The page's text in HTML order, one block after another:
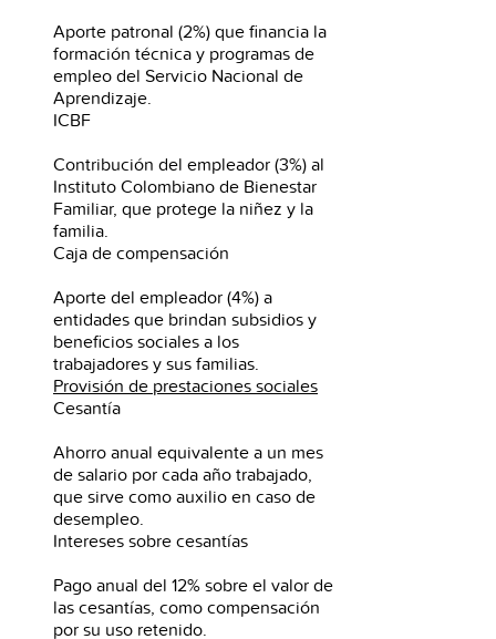
Aporte patronal (2%) que financia la
formación técnica y programas de
empleo del Servicio Nacional de
Aprendizaje.
ICBF
Contribución del empleador (3%) al
Instituto Colombiano de Bienestar
Familiar, que protege la niñez y la
familia.
Caja de compensación
Aporte del empleador (4%) a
entidades que brindan subsidios y
beneficios sociales a los
trabajadores y sus familias.
Provisión de prestaciones sociales
Cesantía
Ahorro anual equivalente a un mes
de salario por cada año trabajado,
que sirve como auxilio en caso de
desempleo.
Intereses sobre cesantías
Pago anual del 12% sobre el valor de
las cesantías, como compensación
por su uso retenido.